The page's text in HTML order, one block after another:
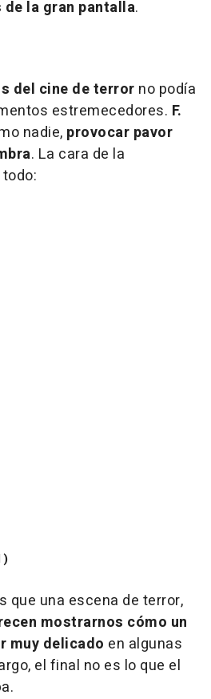
la gran pantalla.
del cine de terror no podía
estremecedores. F.
nadie, provocar pavor
. La cara de la
que una escena de terror,
mostrarnos cómo un
muy delicado en algunas
el final no es lo que el